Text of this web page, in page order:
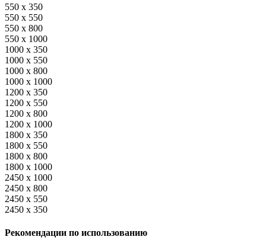
550 x 350
550 x 550
550 x 800
550 x 1000
1000 x 350
1000 x 550
1000 x 800
1000 x 1000
1200 x 350
1200 x 550
1200 x 800
1200 x 1000
1800 x 350
1800 x 550
1800 x 800
1800 x 1000
2450 x 1000
2450 x 800
2450 x 550
2450 x 350
Рекомендации по использованию